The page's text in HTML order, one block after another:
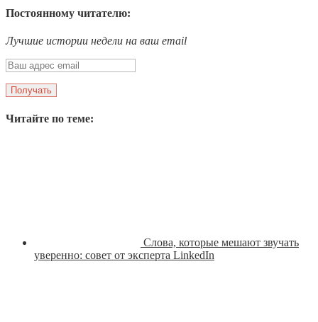
Постоянному читателю:
Лучшие истории недели на ваш email
Читайте по теме:
Слова, которые мешают звучать
уверенно: совет от эксперта LinkedIn